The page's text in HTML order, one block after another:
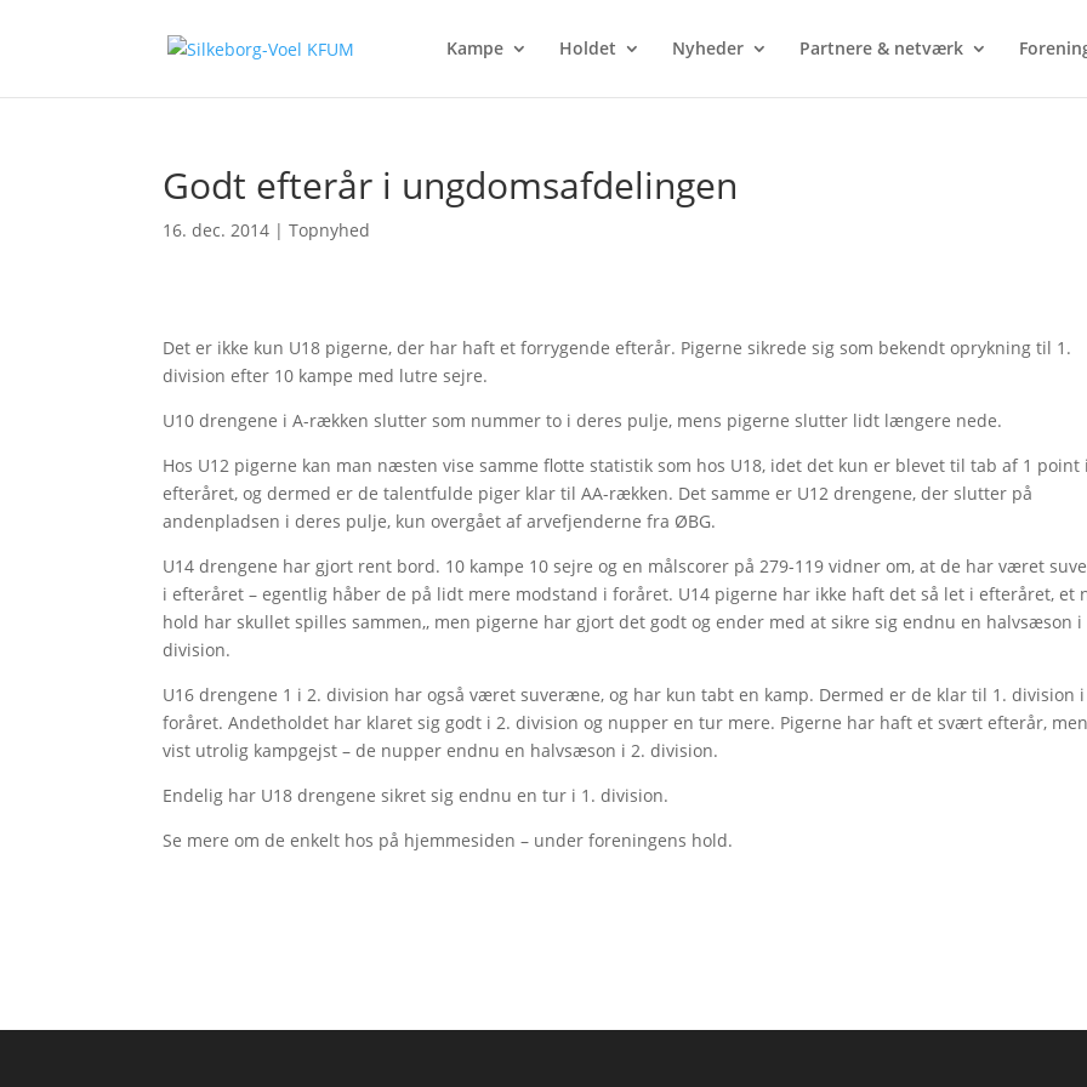
Kampe Holdet Nyheder Partnere & netværk
Godt efterår i ungdomsafdelingen
16. dec. 2014 |Topnyhed
Det er ikke kun U18 pigerne, der har haft et forrygende efterår. Pigerne sikrede sig som bekendt oprykning til 1.
division efter 10 kampe med lutre sejre.
U10 drengene i A-rækken slutter som nummer to i deres pulje, mens pigerne slutter lidt længere nede.
Hos U12 pigerne kan man næsten vise samme flotte statistik som hos U18, idet det kun er blevet til tab af 1 point i
efteråret, og dermed er de talentfulde piger klar til AA-rækken. Det samme er U12 drengene, der slutter på
andenpladsen i deres pulje, kun overgået af arvefjenderne fra ØBG.
U14 drengene har gjort rent bord. 10 kampe 10 sejre og en målscorer på 279-119 vidner om, at de har været
i efteråret – egentlig håber de på lidt mere modstand i foråret. U14 pigerne har ikke haft det så let i efteråret, et
hold har skullet spilles sammen,, men pigerne har gjort det godt og ender med at sikre sig endnu en halvsæson i
division.
U16 drengene 1 i 2. division har også været suveræne, og har kun tabt en kamp. Dermed er de klar til 1. division i
foråret. Andetholdet har klaret sig godt i 2. division og nupper en tur mere. Pigerne har haft et svært efterår,
vist utrolig kampgejst – de nupper endnu en halvsæson i 2. division.
Endelig har U18 drengene sikret sig endnu en tur i 1. division.
Se mere om de enkelt hos på hjemmesiden – under foreningens hold.